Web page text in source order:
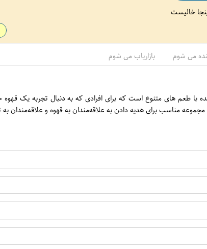
ف
ه
خالیست
می شوم بازاریاب می شوم
شاهسوند، با کیفیت عالی و طعم بی نظیر، این مجموعه شامل 5 عدد قهوه آسیاب شده با طعم های متنوع است که برای
مناسب برای هدیه دادن به علاقه‌مندان به قهوه و علاقه‌مندان